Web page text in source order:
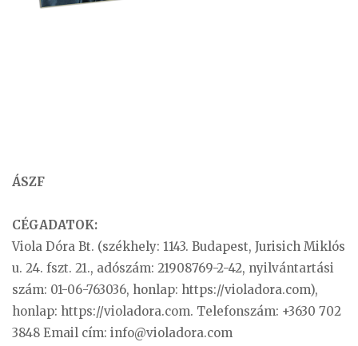
ÁSZF
CÉGADATOK:
Viola Dóra Bt. (székhely: 1143. Budapest, Jurisich Miklós
u. 24. fszt. 21., adószám: 21908769-2-42, nyilvántartási
szám: 01-06-763036, honlap: https://violadora.com),
honlap: https://violadora.com. Telefonszám: +3630 702
3848 Email cím: info@violadora.com